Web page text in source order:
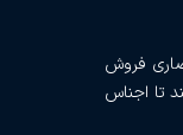
فروش
تا اجناس